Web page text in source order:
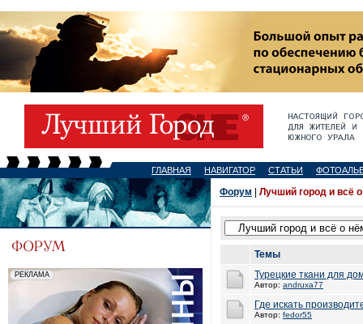
ГЛАВНАЯ НАВИГАТОР СТАТЬИ
Форум Лучший город и всё
Темы
Турецкие ткани для
Автор: andruxa77
Где искать
Автор: fedor55